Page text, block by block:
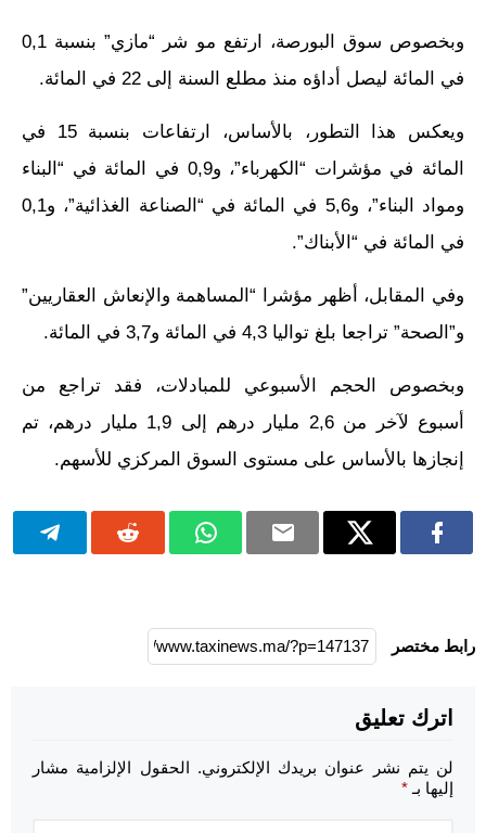
وبخصوص سوق البورصة، ارتفع مو شر “مازي” بنسبة 0,1
في المائة ليصل أداؤه منذ مطلع السنة إلى 22 في المائة.
ويعكس هذا التطور، بالأساس، ارتفاعات بنسبة 15 في
المائة في مؤشرات “الكهرباء”، و0,9 في المائة في “البناء
ومواد البناء”، و5,6 في المائة في “الصناعة الغذائية”، و0,1
في المائة في “الأبناك”.
وفي المقابل، أظهر مؤشرا “المساهمة والإنعاش العقاريين”
و”الصحة” تراجعا بلغ تواليا 4,3 في المائة و3,7 في المائة.
وبخصوص الحجم الأسبوعي للمبادلات، فقد تراجع من
أسبوع لآخر من 2,6 مليار درهم إلى 1,9 مليار درهم، تم
إنجازها بالأساس على مستوى السوق المركزي للأسهم.
رابط مختصر
اترك تعليق
لن يتم نشر عنوان بريدك الإلكتروني. الحقول الإلزامية مشار
إليها بـ *